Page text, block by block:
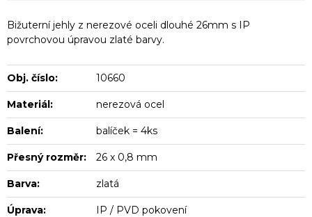
Bižuterní jehly z nerezové oceli dlouhé 26mm s IP
povrchovou úpravou zlaté barvy.
Obj. číslo: 10660
Materiál: nerezová ocel
Balení: balíček = 4ks
Přesný rozměr: 26 x 0,8 mm
Barva: zlatá
Úprava: IP / PVD pokovení